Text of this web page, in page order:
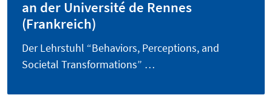
an der Université de Rennes
(Frankreich)
Der Lehrstuhl “Behaviors, Perceptions, and
Societal Transformations” …